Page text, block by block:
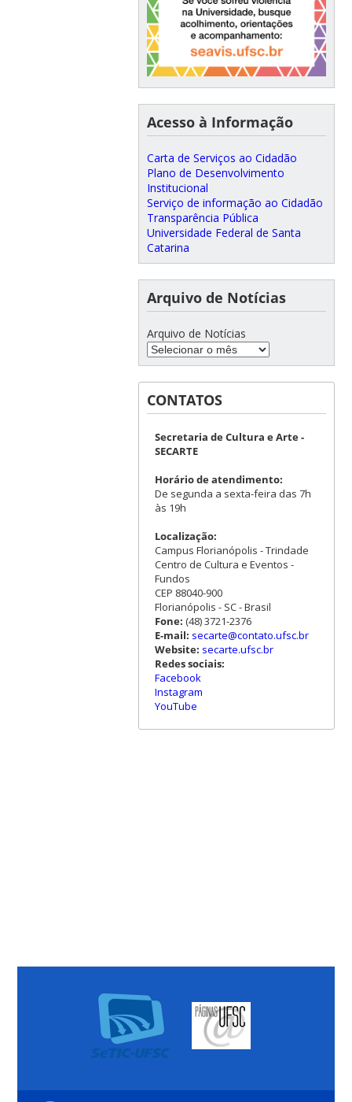
Acesso à Informação
Carta de Serviços ao Cidadão
Plano de Desenvolvimento
Institucional
Serviço de informação ao Cidadão
Transparência Pública
Universidade Federal de Santa
Catarina
Arquivo de Notícias
Arquivo de Notícias
CONTATOS
Secretaria de Cultura e Arte -
SECARTE
Horário de atendimento:
De segunda a sexta-feira das 7h
às 19h
Localização:
Campus Florianópolis - Trindade
Centro de Cultura e Eventos -
Fundos
CEP 88040-900
Florianópolis - SC - Brasil
Fone: (48) 3721-2376
E-mail: secarte@contato.ufsc.br
Website: secarte.ufsc.br
Redes sociais:
Facebook
Instagram
YouTube